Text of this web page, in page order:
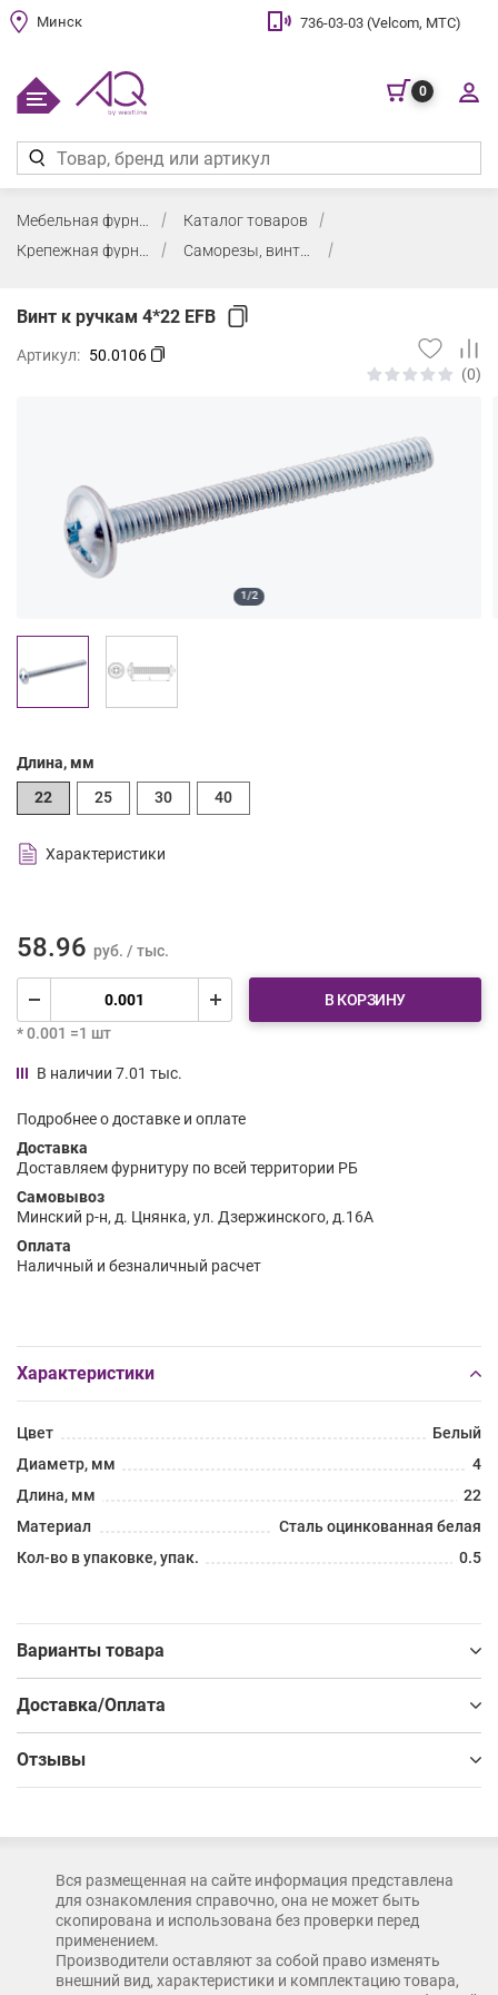
Минск 736-03-03 (Velcom, МТС)
0
Каталог товаров
Крепежная фурнитура, заглушки, воск
Саморезы, винты, шайбы для стекла и евровинты
Винт к ручкам 4*22 EFB
Артикул: 50.0106
(0)
1/2
Длина, мм
22
25 30 40
Характеристики
58.96 руб. / тыс.
В КОРЗИНУ
* 0.001 =1 шт
В наличии 7.01 тыс.
Подробнее о доставке и оплате
Доставка
Доставляем фурнитуру по всей территории РБ
Самовывоз
Минский р-н, д. Цнянка, ул. Дзержинского, д.16А
Оплата
Наличный и безналичный расчет
Характеристики
Цвет
Белый
Диаметр, мм
4
Длина, мм
22
Материал
Сталь оцинкованная белая
Кол-во в упаковке, упак.
0.5
Варианты товара
Доставка/Оплата
Отзывы
Вся размещенная на сайте информация представлена
для ознакомления справочно, она не может быть
скопирована и использована без проверки перед
применением.
Производители оставляют за собой право изменять
внешний вид, характеристики и комплектацию товара,